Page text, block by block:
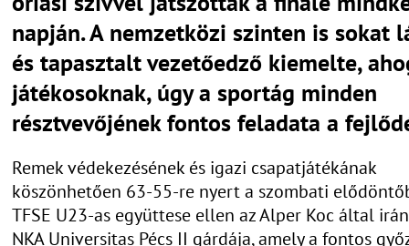
napján. A nemzetközi szinten is sokat
és tapasztalt vezetőedző kiemelte,
játékosoknak, úgy a sportág minden
résztvevőjének fontos feladata a
Remek védekezésének és igazi csapatjátékának
köszönhetően 63-55-re nyert a szombati
TFSE U23-as együttese ellen az Alper Koc által
NKA Universitas Pécs II gárdája, amely a fontos